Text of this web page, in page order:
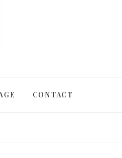
CONTACT